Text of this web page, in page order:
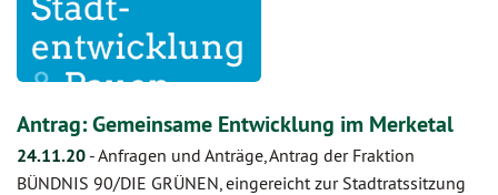
Antrag: Gemeinsame Entwicklung im Merketal
24.11.20 -Anfragen und Anträge, Antrag der Fraktion
BÜNDNIS 90/DIE GRÜNEN, eingereicht zur Stadtratssitzung